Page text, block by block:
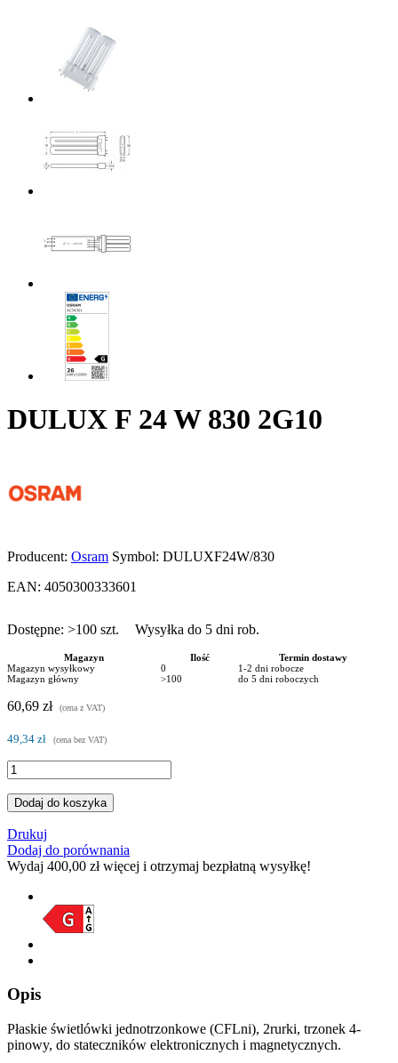
DULUX F 24 W 830 2G10
Producent: Osram Symbol: DULUXF24W/830
EAN: 4050300333601
Dostępne: >100 szt. Wysyłka do 5 dni rob.
Magazyn Ilość
Termin dostawy
Magazyn wysyłkowy
0
1-2 dni robocze
Magazyn główny
>100 do 5 dni roboczych
60,69 zł (cena z VAT)
49,34 zł (cena bez VAT)
Dodaj do koszyka
Drukuj
Dodaj do porównania
Wydaj 400,00 złwięcej i otrzymaj bezpłatną wysyłkę!
Opis
Płaskie świetlówki jednotrzonkowe (CFLni), 2rurki, trzonek 4-
pinowy, do stateczników elektronicznych i magnetycznych.